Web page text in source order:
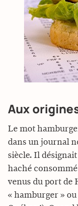
Aux
Le mot
dans un journal
siècle. Il
haché
venus du port de
« hamburger »